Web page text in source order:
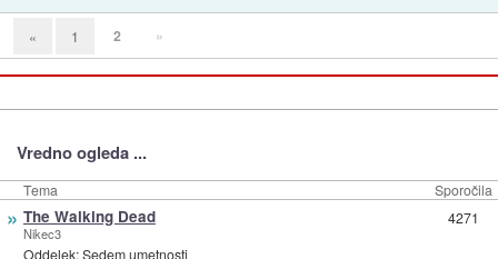
« 1 2 »
Vredno ogleda ...
Tema Sporočila
» The Walking Dead
Nikec3
Oddelek:Sedem umetnosti
4271